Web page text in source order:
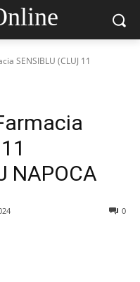
SENSIBLU (CLUJ 11
NAPOCA
0